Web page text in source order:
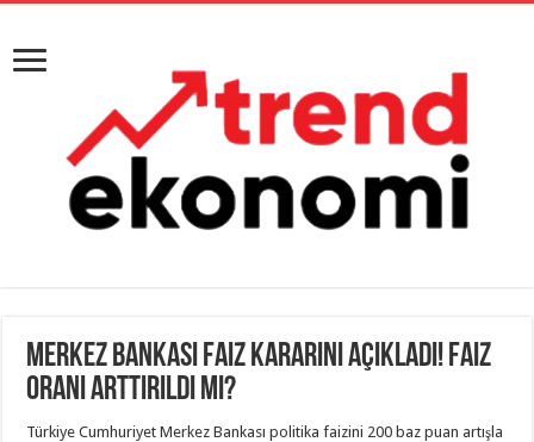
Merkez Bankası Faiz Kararını Açıkladı! Faiz
Oranı Arttırıldı Mı?
Türkiye Cumhuriyet Merkez Bankası politika faizini 200 baz puan artışla